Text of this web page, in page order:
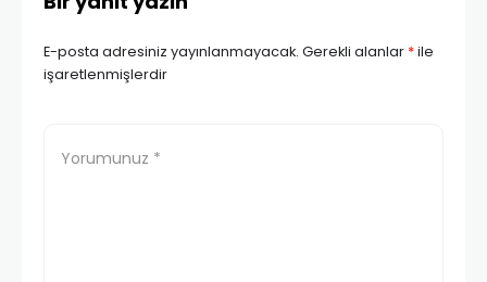
E-posta adresiniz yayınlanmayacak. Gerekli alanlar *ile
işaretlenmişlerdir